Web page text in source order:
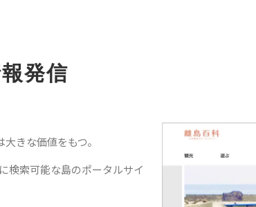
発信
きな価値をもつ。
検索可能な島のポータルサイ